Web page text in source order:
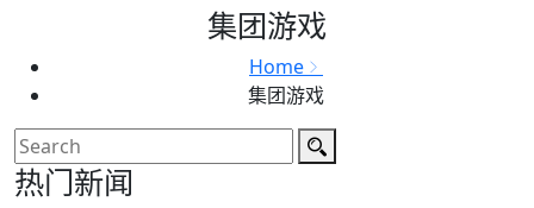
集团游戏
Home
集团游戏
热门新闻